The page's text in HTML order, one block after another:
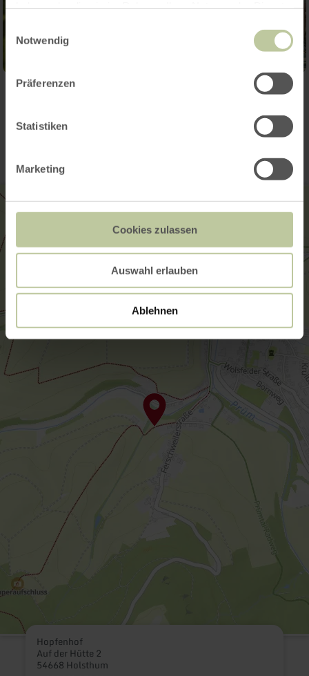
Notwendig
Präferenzen
Statistiken
Marketing
Cookies zulassen
Auswahl erlauben
Ablehnen
Contact
Hopfenhof
Auf der Hütte 2
54668 Holsthum